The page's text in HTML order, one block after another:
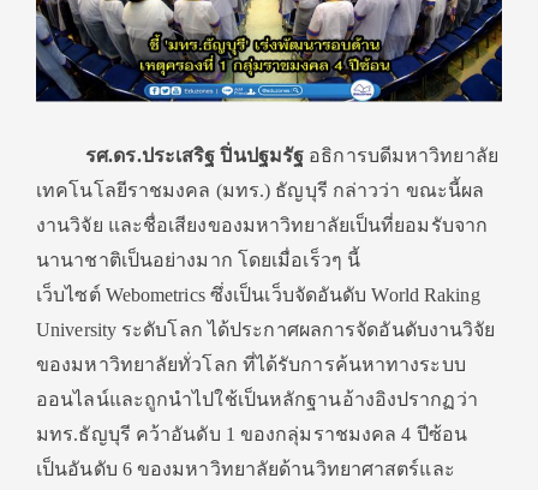
รศ.ดร.ประเสริฐ ปิ่นปฐมรัฐ อธิการบดีมหาวิทยาลัย
เทคโนโลยีราชมงคล (มทร.) ธัญบุรี กล่าวว่า ขณะนี้ผล
งานวิจัย และชื่อเสียงของมหาวิทยาลัยเป็นที่ยอมรับจาก
นานาชาติเป็นอย่างมาก โดยเมื่อเร็วๆ นี้
เว็บไซต์ Webometrics ซึ่งเป็นเว็บจัดอันดับ World Raking
University ระดับโลก ได้ประกาศผลการจัดอันดับงานวิจัย
ของมหาวิทยาลัยทั่วโลก ที่ได้รับการค้นหาทางระบบ
ออนไลน์และถูกนำไปใช้เป็นหลักฐานอ้างอิงปรากฏว่า
มทร.ธัญบุรี คว้าอันดับ 1 ของกลุ่มราชมงคล 4 ปีซ้อน
เป็นอันดับ 6 ของมหาวิทยาลัยด้านวิทยาศาสตร์และ